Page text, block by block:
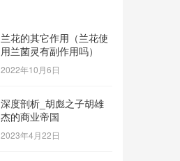
兰花的其它作用（兰花使
用兰菌灵有副作用吗）
2022年10月6日
深度剖析_胡彪之子胡雄
杰的商业帝国
2023年4月22日